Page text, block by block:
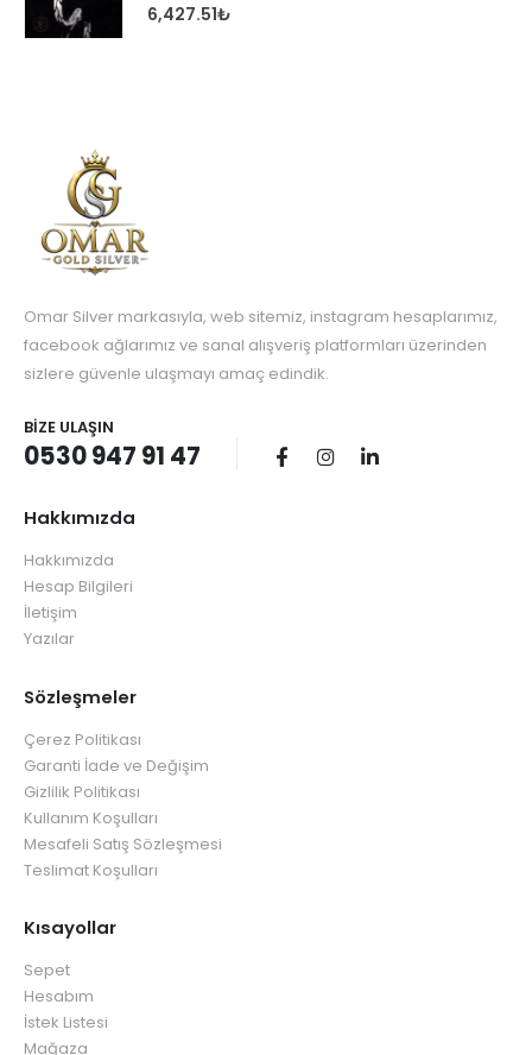
0 out of 5
6,427.51₺
Omar Silver markasıyla, web sitemiz, instagram hesaplarımız,
facebook ağlarımız ve sanal alışveriş platformları üzerinden
sizlere güvenle ulaşmayı amaç edindik.
BIZE ULAŞIN
0530 947 91 47
Hakkımızda
Hakkımızda
Hesap Bilgileri
İletişim
Yazılar
Sözleşmeler
Çerez Politikası
Garanti İade ve Değişim
Gizlilik Politikası
Kullanım Koşulları
Mesafeli Satış Sözleşmesi
Teslimat Koşulları
Kısayollar
Sepet
Hesabım
İstek Listesi
Mağaza